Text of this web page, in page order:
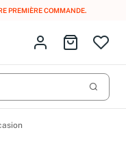
PREMIÈRE COMMANDE.
Lancer
Identifiez-vous
Aller au